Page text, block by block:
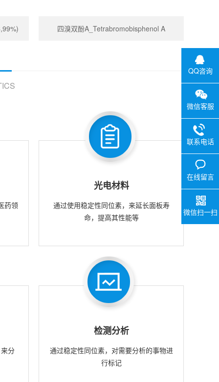
四溴双酚A_Tetrabromobisphenol A
药领
光电材料
通过使用稳定性同位素，来延长面板寿
命，提高其性能等
分
检测分析
通过稳定性同位素，对需要分析的事物进
行标记
QQ咨询
微信客服
联系电话
在线留言
微信扫一扫